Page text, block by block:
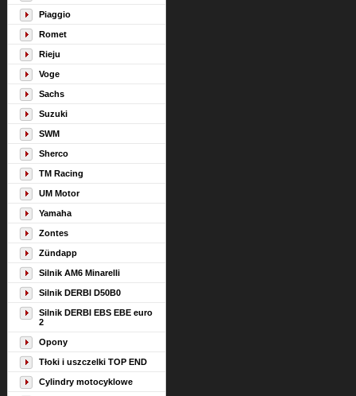
Piaggio
Romet
Rieju
Voge
Sachs
Suzuki
SWM
Sherco
TM Racing
UM Motor
Yamaha
Zontes
Zündapp
Silnik AM6 Minarelli
Silnik DERBI D50B0
Silnik DERBI EBS EBE euro
2
Opony
Tłoki i uszczelki TOP END
Cylindry motocyklowe